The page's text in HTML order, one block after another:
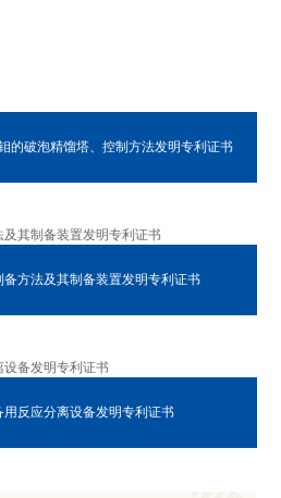
的破泡精馏塔、控制方法发明专利证书
方法及其制备装置发明专利证书
反应分离设备发明专利证书